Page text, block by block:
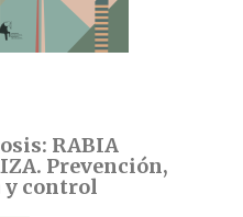
RABIA
Prevención,
control